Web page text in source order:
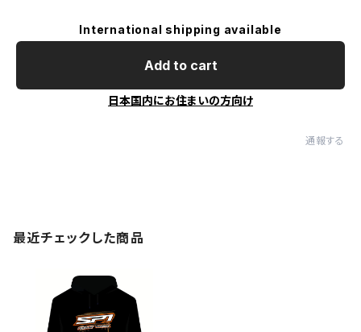
International shipping available
Add to cart
日本国内にお住まいの方向け
通報する
最近チェックした商品